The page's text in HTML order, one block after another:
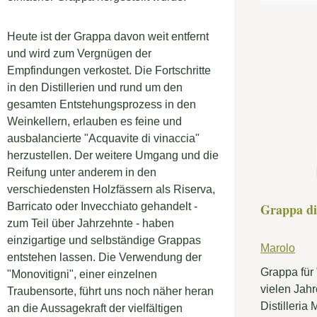
Heute ist der Grappa davon weit entfernt
und wird zum Vergnügen der
Empfindungen verkostet. Die Fortschritte
in den Distillerien und rund um den
gesamten Entstehungsprozess in den
Weinkellern, erlauben es feine und
ausbalancierte "Acquavite di vinaccia"
herzustellen. Der weitere Umgang und die
Reifung unter anderem in den
verschiedensten Holzfässern als Riserva,
Barricato oder Invecchiato gehandelt -
zum Teil über Jahrzehnte - haben
einzigartige und selbständige Grappas
entstehen lassen. Die Verwendung der
"Monovitigni", einer einzelnen
Traubensorte, führt uns noch näher heran
an die Aussagekraft der vielfältigen
wurden,
und
Mittelalter
Handwerk
bekannt
für die
wollte, um
doppelt so
den
Grappa
Marolo
Grappa
vielen
Distilleria